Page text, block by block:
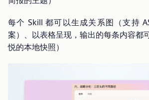
每个 Skill 都可以生成关系图（支持
案）、以表格呈现，输出的每条内容都
悦的本地快照）